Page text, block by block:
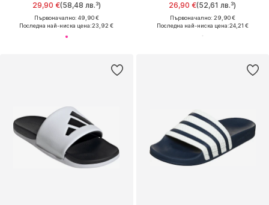
29,90 €(58,48 лв.³)
Първоначално: 49,90 €
Последна най-ниска цена:23,92 €
26,90 €(52,61 лв.³)
Първоначално: 29,90 €
Последна най-ниска цена:24,21 €